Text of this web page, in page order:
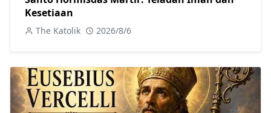
Kesetiaan
The Katolik 2026/8/6